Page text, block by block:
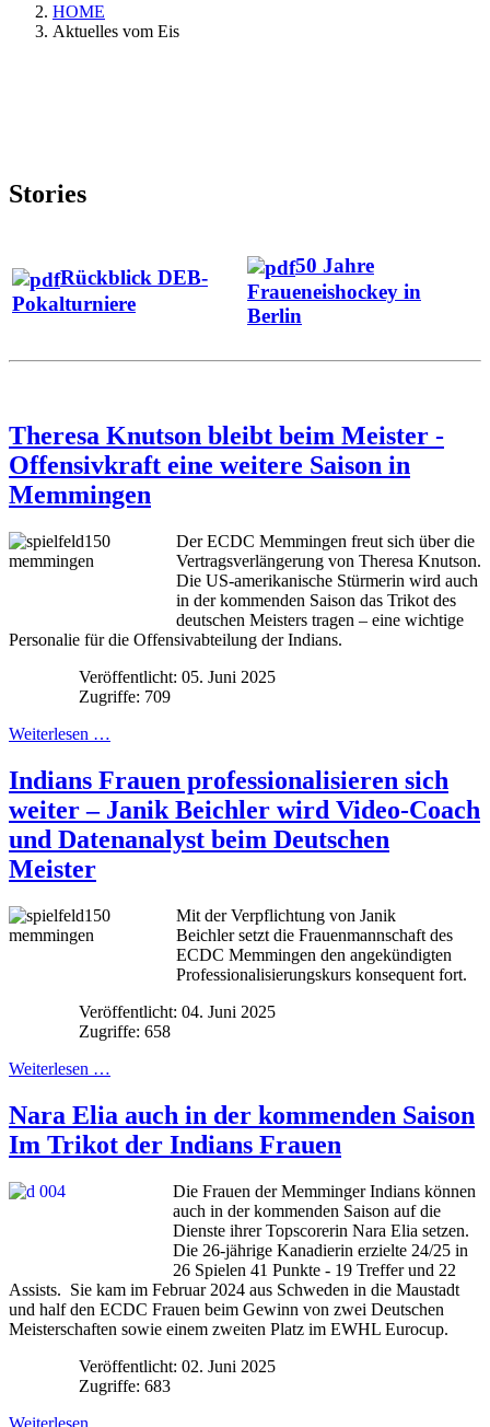
HOME
Aktuelles vom Eis
Stories
Rückblick DEB-
Pokalturniere
50 Jahre
Fraueneishockey in
Berlin
Theresa Knutson bleibt beim Meister -
Offensivkraft eine weitere Saison in
Memmingen
Der ECDC Memmingen freut sich über die
Vertragsverlängerung von Theresa Knutson.
Die US-amerikanische Stürmerin wird auch
in der kommenden Saison das Trikot des
deutschen Meisters tragen – eine wichtige
Personalie für die Offensivabteilung der Indians.
Veröffentlicht: 05. Juni 2025
Zugriffe: 709
Weiterlesen …
Indians Frauen professionalisieren sich
weiter – Janik Beichler wird Video-Coach
und Datenanalyst beim Deutschen
Meister
Mit der Verpflichtung von Janik
Beichler setzt die Frauenmannschaft des
ECDC Memmingen den angekündigten
Professionalisierungskurs konsequent fort.
Veröffentlicht: 04. Juni 2025
Zugriffe: 658
Weiterlesen …
Nara Elia auch in der kommenden Saison
Im Trikot der Indians Frauen
Die Frauen der Memminger Indians können
auch in der kommenden Saison auf die
Dienste ihrer Topscorerin Nara Elia setzen.
Die 26-jährige Kanadierin erzielte 24/25 in
26 Spielen 41 Punkte - 19 Treffer und 22
Assists. Sie kam im Februar 2024 aus Schweden in die Maustadt
und half den ECDC Frauen beim Gewinn von zwei Deutschen
Meisterschaften sowie einem zweiten Platz im EWHL Eurocup.
Veröffentlicht: 02. Juni 2025
Zugriffe: 683
Weiterlesen …